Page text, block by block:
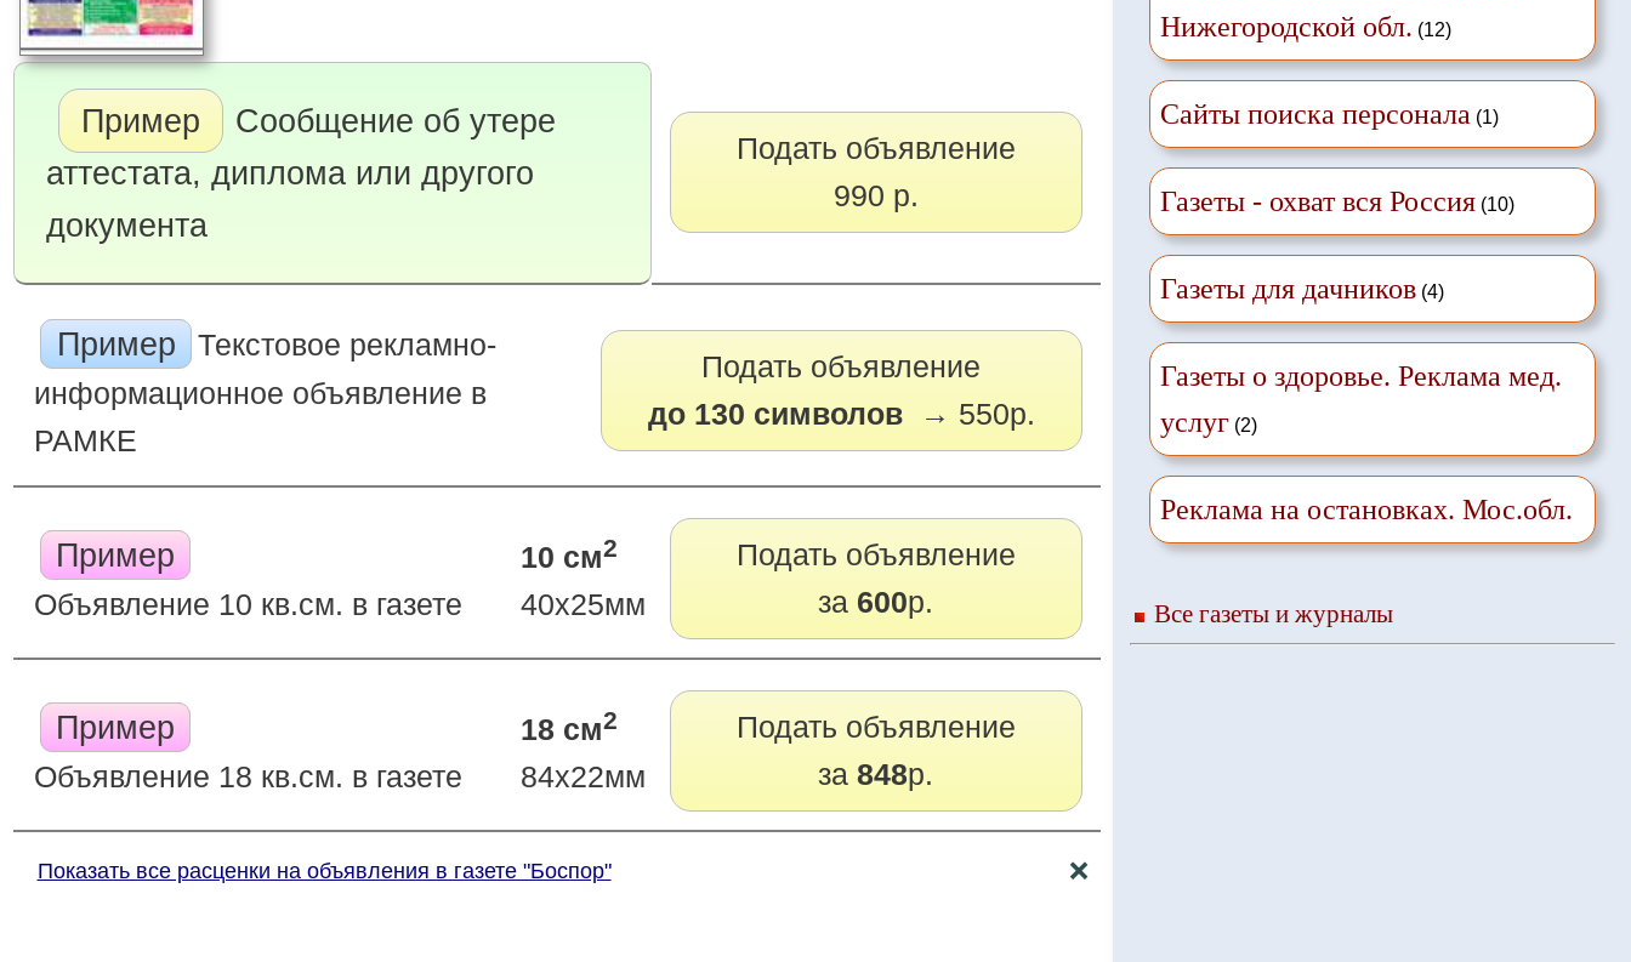
Пример
Сообщение об утере
аттестата, диплома или другого
документа
Подать объявление
990 р.
Пример
Текстовое рекламно-
информационное объявление в
РАМКЕ
Подать объявление
до 130 символов → 550р.
Пример
Объявление 10 кв.см. в газете
10 см2
40х25мм
Подать объявление
за 600р.
Пример
Объявление 18 кв.см. в газете
18 см2
84х22мм
Подать объявление
за848р.
Показать все расценки на объявления в газете "Боспор" ❌
Нижегородской обл. (12)
Сайты поиска персонала(1)
Газеты - охват вся Россия(10)
Газеты для дачников(4)
Газеты о здоровье. Реклама мед.
услуг(2)
Реклама на остановках. Мос.обл.
Все газеты и журналы